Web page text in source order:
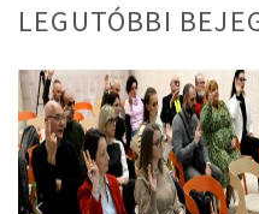
LEGUTÓBBI